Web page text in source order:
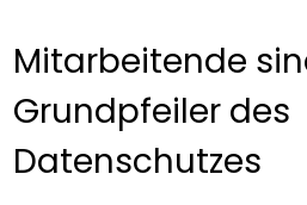
Mitarbeitende
Grundpfeiler des
Datenschutzes